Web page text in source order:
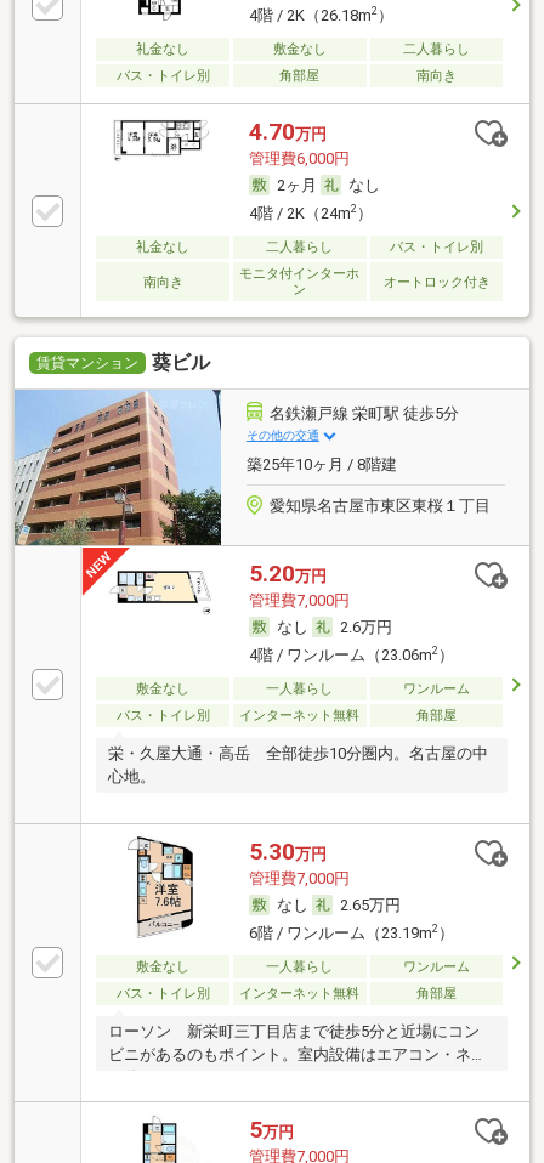
4階 / 2K（26.18m2）
礼金なし 敷金なし
二人暮らし
バス・トイレ別
角部屋 南向き
4.70万円
管理費6,000円
2ヶ月
なし
4階 / 2K（24m2）
礼金なし 二人暮らし バス・トイレ別
南向き
モニタ付インターホ
ン
オートロック付き
賃貸マンション 葵ビル
名鉄瀬戸線 栄町駅 徒歩5分
その他の交通
築25年10ヶ月 / 8階建
愛知県名古屋市東区東桜１丁目
5.20万円
管理費7,000円
なし
2.6万円
4階 / ワンルーム（23.06m2）
敷金なし 一人暮らし
ワンルーム
バス・トイレ別
インターネット無料 角部屋
栄・久屋大通・高岳 全部徒歩10分圏内。名古屋の中
心地。
5.30万円
管理費7,000円
なし
2.65万円
6階 / ワンルーム（23.19m2）
敷金なし 一人暮らし
ワンルーム
バス・トイレ別
インターネット無料 角部屋
ローソン 新栄町三丁目店まで徒歩5分と近場にコン
ビニがあるのもポイント。室内設備はエアコン・ネッ
5万円
管理費7,000円